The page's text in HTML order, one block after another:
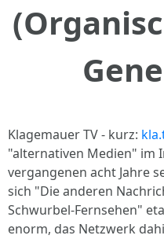
Klagemauer TV - kurz:
"alternativen Medien" im
vergangenen acht Jahre
sich "Die anderen
Schwurbel-Fernsehen"
enorm, das Netzwerk